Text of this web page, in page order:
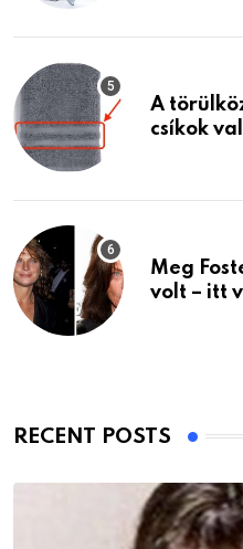
A
csíkok
Meg
volt – itt
RECENT POSTS